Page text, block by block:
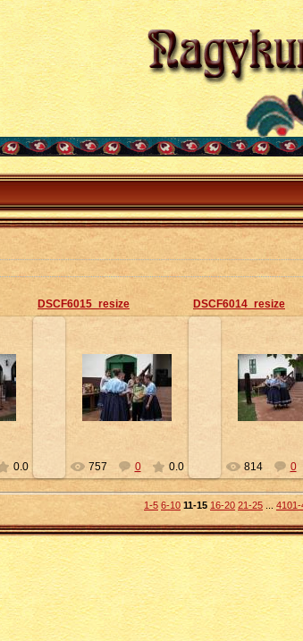
0.0
DSCF6015_resize
2013-05-26
Petty
757 0 0.0
DSCF6014_resize
2013-05-
Petty
814 0
1-5 6-10 11-15 16-20 21-25 4101-